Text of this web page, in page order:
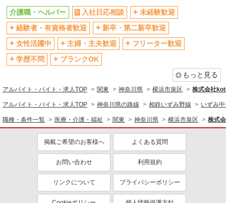
社会保険あり
産休・育休取得実績あり
退職金・財形貯蓄制度あり
各種手当（家族・役職・インセン
ティブなど）あり
制服貸与
研修制度あり
資格取得支援制度あり
医療・介護・福祉
介護職・ヘルパー
同じ特徴から求人を探す
ミドル（40代～）活躍中
ボーナス・賞与あり
車通勤OK
交通費支給
社会保険あり
産休・育休取得実績あり
介護職・ヘルパー 入社日応相談
未経験歓迎
経験者・有資格者歓迎
新卒・第二新卒歓迎
女性活躍中
主婦・主夫歓迎
フリーター歓迎
学歴不問
ブランクOK
もっと見る
アルバイト・バイト・求人TOP 関東 神奈川県 横浜市泉区 株式会社
アルバイト・バイト・求人TOP 神奈川県の路線 相鉄いずみ野線 いずみ
職種・条件一覧 医療・介護・福祉 関東 神奈川県 横浜市泉区 株式
掲載ご希望のお客様へ よくある質問
お問い合わせ 利用規約
リンクについて プライバシーポリシー